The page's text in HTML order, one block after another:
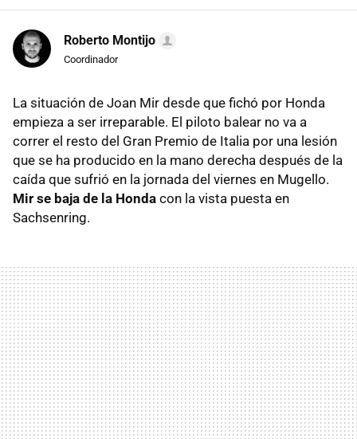
Roberto Montijo
Coordinador
La situación de Joan Mir desde que fichó por Honda
empieza a ser irreparable. El piloto balear no va a
correr el resto del Gran Premio de Italia por una lesión
que se ha producido en la mano derecha después de la
caída que sufrió en la jornada del viernes en Mugello.
Mir se baja de la Honda con la vista puesta en
Sachsenring.